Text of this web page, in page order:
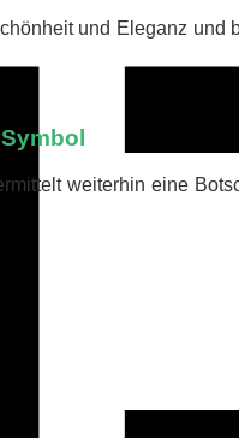
und Eleganz
weiterhin eine